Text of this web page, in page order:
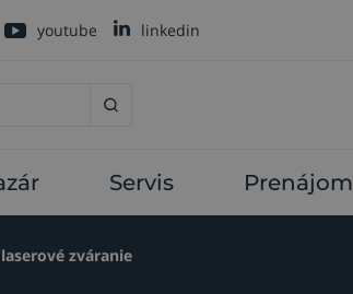
youtube linkedin
Servis Prenájom
zváranie